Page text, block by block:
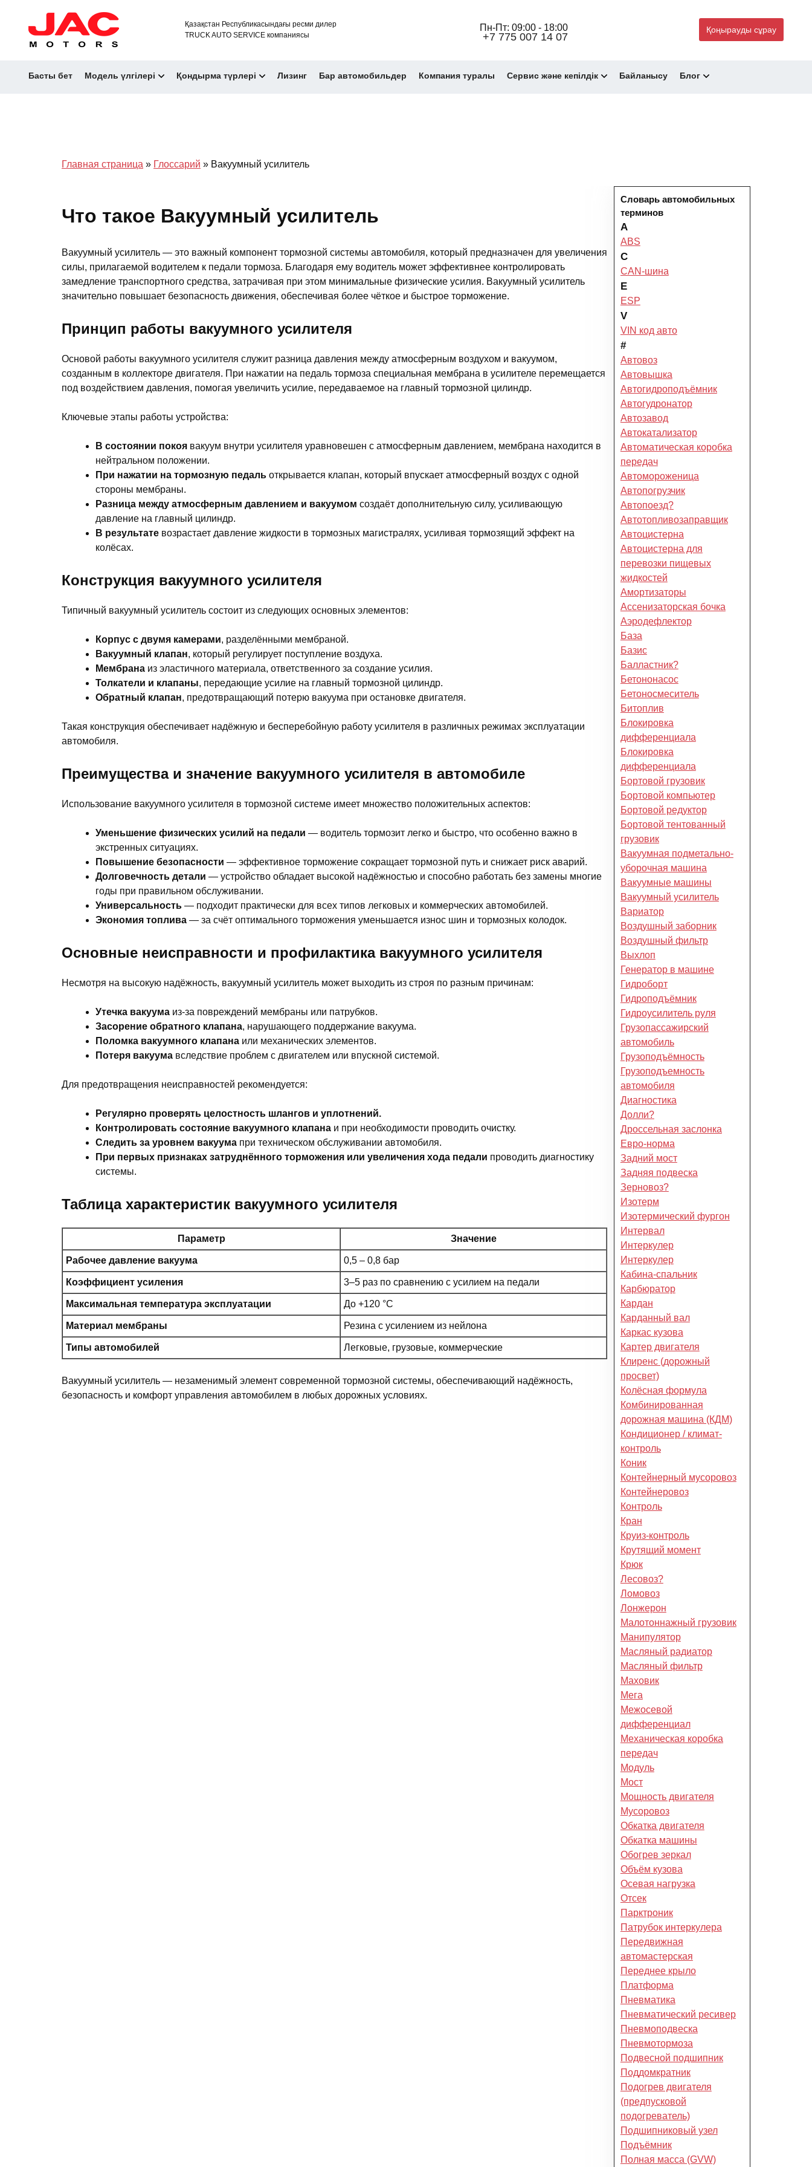
Қазақстан Республикасындағы ресми дилер
TRUCK AUTO SERVICE компаниясы
Пн-Пт: 09:00 - 18:00
+7 775 007 14 07
Қоңырауды сұрау
Басты бет Модель үлгілері Қондырма түрлері Лизинг Бар автомобильдер Компания туралы Cервис және кепілдік Байланысу Блог
Главная страница » Глоссарий » Вакуумный усилитель
Что такое Вакуумный усилитель
Вакуумный усилитель — это важный компонент тормозной системы автомобиля, который предназначен для увеличения
силы, прилагаемой водителем к педали тормоза. Благодаря ему водитель может эффективнее контролировать
замедление транспортного средства, затрачивая при этом минимальные физические усилия. Вакуумный усилитель
значительно повышает безопасность движения, обеспечивая более чёткое и быстрое торможение.
Принцип работы вакуумного усилителя
Основой работы вакуумного усилителя служит разница давления между атмосферным воздухом и вакуумом,
созданным в коллекторе двигателя. При нажатии на педаль тормоза специальная мембрана в усилителе перемещается
под воздействием давления, помогая увеличить усилие, передаваемое на главный тормозной цилиндр.
Ключевые этапы работы устройства:
В состоянии покоя вакуум внутри усилителя уравновешен с атмосферным давлением, мембрана находится в
нейтральном положении.
При нажатии на тормозную педаль открывается клапан, который впускает атмосферный воздух с одной
стороны мембраны.
Разница между атмосферным давлением и вакуумом создаёт дополнительную силу, усиливающую
давление на главный цилиндр.
В результате возрастает давление жидкости в тормозных магистралях, усиливая тормозящий эффект на
колёсах.
Конструкция вакуумного усилителя
Типичный вакуумный усилитель состоит из следующих основных элементов:
Корпус с двумя камерами, разделёнными мембраной.
Вакуумный клапан, который регулирует поступление воздуха.
Мембрана из эластичного материала, ответственного за создание усилия.
Толкатели и клапаны, передающие усилие на главный тормозной цилиндр.
Обратный клапан, предотвращающий потерю вакуума при остановке двигателя.
Такая конструкция обеспечивает надёжную и бесперебойную работу усилителя в различных режимах эксплуатации
автомобиля.
Преимущества и значение вакуумного усилителя в автомобиле
Использование вакуумного усилителя в тормозной системе имеет множество положительных аспектов:
Уменьшение физических усилий на педали — водитель тормозит легко и быстро, что особенно важно в
экстренных ситуациях.
Повышение безопасности — эффективное торможение сокращает тормозной путь и снижает риск аварий.
Долговечность детали — устройство обладает высокой надёжностью и способно работать без замены многие
годы при правильном обслуживании.
Универсальность — подходит практически для всех типов легковых и коммерческих автомобилей.
Экономия топлива — за счёт оптимального торможения уменьшается износ шин и тормозных колодок.
Основные неисправности и профилактика вакуумного усилителя
Несмотря на высокую надёжность, вакуумный усилитель может выходить из строя по разным причинам:
Утечка вакуума из-за повреждений мембраны или патрубков.
Засорение обратного клапана, нарушающего поддержание вакуума.
Поломка вакуумного клапана или механических элементов.
Потеря вакуума вследствие проблем с двигателем или впускной системой.
Для предотвращения неисправностей рекомендуется:
Регулярно проверять целостность шлангов и уплотнений.
Контролировать состояние вакуумного клапана и при необходимости проводить очистку.
Следить за уровнем вакуума при техническом обслуживании автомобиля.
При первых признаках затруднённого торможения или увеличения хода педали проводить диагностику
системы.
Таблица характеристик вакуумного усилителя
Параметр Значение
Рабочее давление вакуума 0,5 – 0,8 бар
Коэффициент усиления 3–5 раз по сравнению с усилием на педали
Максимальная температура эксплуатации До +120 °C
Материал мембраны Резина с усилением из нейлона
Типы автомобилей Легковые, грузовые, коммерческие
Вакуумный усилитель — незаменимый элемент современной тормозной системы, обеспечивающий надёжность,
безопасность и комфорт управления автомобилем в любых дорожных условиях.
Словарь автомобильных
терминов
A
ABS
C
CAN-шина
E
ESP
V
VIN код авто
#
Автовоз
Автовышка
Автогидроподъёмник
Автогудронатор
Автозавод
Автокатализатор
Автоматическая коробка
передач
Автомороженица
Автопогрузчик
Автопоезд?
Автотопливозаправщик
Автоцистерна
Автоцистерна для
перевозки пищевых
жидкостей
Амортизаторы
Ассенизаторская бочка
Аэродефлектор
База
Базис
Балластник?
Бетононасос
Бетоносмеситель
Битоплив
Блокировка
дифференциала
Блокировка
дифференциала
Бортовой грузовик
Бортовой компьютер
Бортовой редуктор
Бортовой тентованный
грузовик
Вакуумная подметально-
уборочная машина
Вакуумные машины
Вакуумный усилитель
Вариатор
Воздушный заборник
Воздушный фильтр
Выхлоп
Генератор в машине
Гидроборт
Гидроподъёмник
Гидроусилитель руля
Грузопассажирский
автомобиль
Грузоподъёмность
Грузоподъемность
автомобиля
Диагностика
Долли?
Дроссельная заслонка
Евро-норма
Задний мост
Задняя подвеска
Зерновоз?
Изотерм
Изотермический фургон
Интервал
Интеркулер
Интеркулер
Кабина-спальник
Карбюратор
Кардан
Карданный вал
Каркас кузова
Картер двигателя
Клиренс (дорожный
просвет)
Колёсная формула
Комбинированная
дорожная машина (КДМ)
Кондиционер / климат-
контроль
Коник
Контейнерный мусоровоз
Контейнеровоз
Контроль
Кран
Круиз-контроль
Крутящий момент
Крюк
Лесовоз?
Ломовоз
Лонжерон
Малотоннажный грузовик
Манипулятор
Масляный радиатор
Масляный фильтр
Маховик
Мега
Межосевой
дифференциал
Механическая коробка
передач
Модуль
Мост
Мощность двигателя
Мусоровоз
Обкатка двигателя
Обкатка машины
Обогрев зеркал
Объём кузова
Осевая нагрузка
Отсек
Парктроник
Патрубок интеркулера
Передвижная
автомастерская
Переднее крыло
Платформа
Пневматика
Пневматический ресивер
Пневмоподвеска
Пневмотормоза
Подвесной подшипник
Поддомкратник
Подогрев двигателя
(предпусковой
подогреватель)
Подшипниковый узел
Подъёмник
Полная масса (GVW)